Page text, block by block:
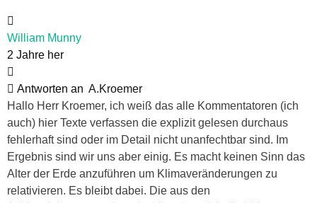
William Munny
2 Jahre her
Antworten an A.Kroemer
Hallo Herr Kroemer, ich weiß das alle Kommentatoren (ich
auch) hier Texte verfassen die explizit gelesen durchaus
fehlerhaft sind oder im Detail nicht unanfechtbar sind. Im
Ergebnis sind wir uns aber einig. Es macht keinen Sinn das
Alter der Erde anzuführen um Klimaveränderungen zu
relativieren. Es bleibt dabei. Die aus den